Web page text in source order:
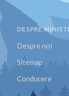
DESPRE
Despre noi
Sitemap
Conducere